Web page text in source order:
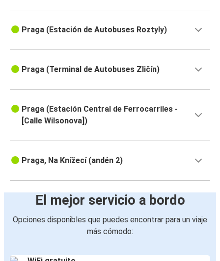
Praga (Estación de Autobuses Roztyly)
Praga (Terminal de Autobuses Zličín)
Praga (Estación Central de Ferrocarriles -
[Calle Wilsonova])
Praga, Na Knížecí (andén 2)
El mejor servicio a bordo
Opciones disponibles que puedes encontrar para un viaje
más cómodo: